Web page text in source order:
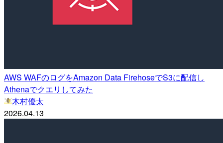
AWS WAFのログをAmazon Data FirehoseでS3に配信し
Athenaでクエリしてみた
木村優太
2026.04.13